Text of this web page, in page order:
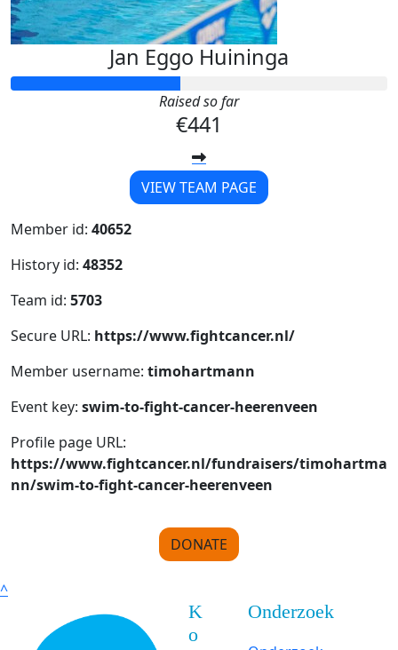
Jan Eggo Huininga
Raised so far
€441
VIEW TEAM PAGE
Member id: 40652
History id: 48352
Team id: 5703
Secure URL: https://www.fightcancer.nl/
Member username: timohartmann
Event key: swim-to-fight-cancer-heerenveen
Profile page URL:
https://www.fightcancer.nl/fundraisers/timohartma
nn/swim-to-fight-cancer-heerenveen
DONATE
^
K
o
Onderzoek